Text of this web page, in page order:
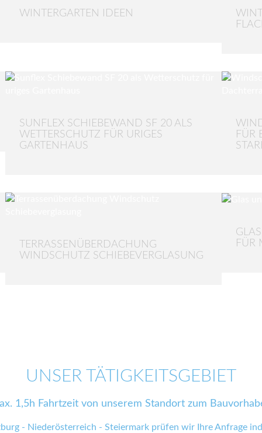
WINTERGARTEN IDEEN
SUNFLEX SCHIEBEWAND SF 20 ALS
WETTERSCHUTZ FÜR URIGES
GARTENHAUS
FÜR
TERRASSENÜBERDACHUNG
WINDSCHUTZ SCHIEBEVERGLASUNG
FÜR
UNSER TÄTIGKEITSGEBIET
1,5h Fahrtzeit von unserem Standort zum
- Niederösterreich - Steiermark prüfen wir Ihre Anfrage